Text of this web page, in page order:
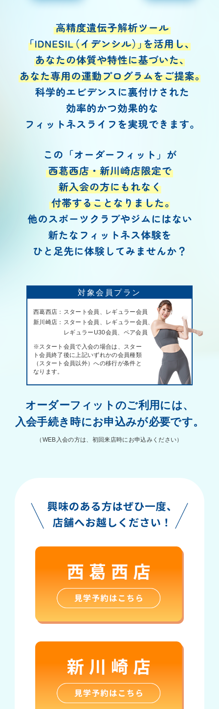
対象会員プラン
西葛西店：スタート会員、レギュラー会員
新川崎店：スタート会員、レギュラー会員、
レギュラーU30会員、 ペア会員
※スタート会員で入会の場合は、スター
ト会員終了後に上記いずれかの会員種類
（スタート会員以外）への移行が条件と
なります。
オーダーフィットのご利用には、
入会手続き時にお申込みが必要です。
（WEB入会の方は、初回来店時にお申込みください）